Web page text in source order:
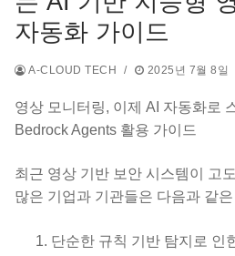
자동화 가이드
A-CLOUD TECH / 2025년 7월 8일
영상 모니터링, 이제 AI 자동화로
Bedrock Agents 활용 가이드
최근 영상 기반 보안 시스템이 고
많은 기업과 기관들은 다음과 같
단순한 규칙 기반 탐지로 인